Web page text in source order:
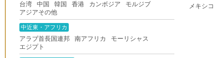
台湾
中国 韓国 香港 カンボジア
モルジブ
アジアその他
中近東・アフリカ
アラブ首長国連邦 南アフリカ
モーリシャス
エジプト
メキシコ